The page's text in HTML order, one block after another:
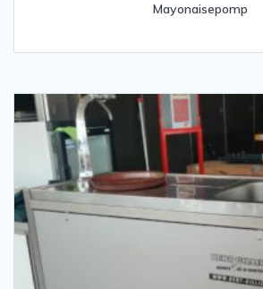
Mayonaisepomp